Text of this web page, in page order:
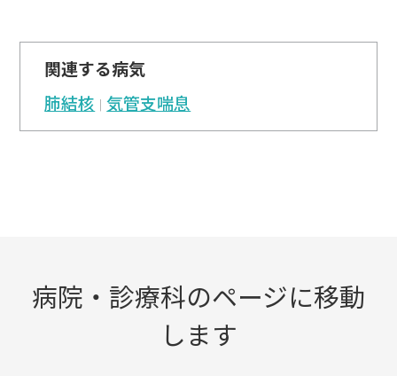
関連する病気
肺結核 気管支喘息
病院・診療科のページに移動
します